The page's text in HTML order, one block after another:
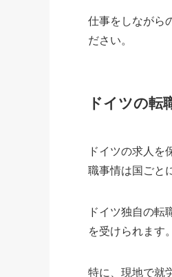
仕事をしながら
ださい。
ドイツの転
ドイツの求人を
職事情は国ごと
ドイツ独自の転
を受けられます。
特に、現地で就